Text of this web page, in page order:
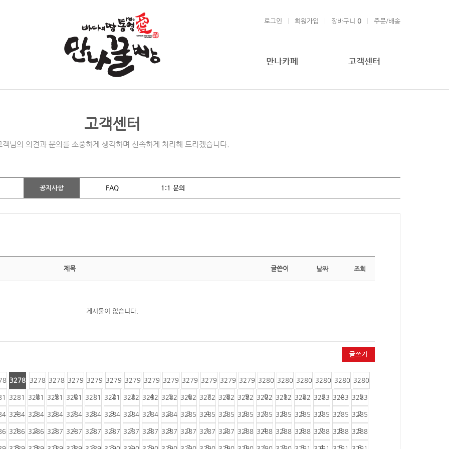
로그인 회원가입 장바구니 0 주문/배송
만나카페 고객센터
고객센터
객님의 의견과 문의를 소중하게 생각하며 신속하게 처리해 드리겠습니다.
공지사항 FAQ 1:1 문의
제목 글쓴이 날짜 조회
게시물이 없습니다.
글쓰기
3278
7
3278
8
3278
9
3279
0
3279
1
3279
2
3279
3
3279
4
3279
5
3279
6
3279
7
3279
8
3279
9
3280
0
3280
1
3280
2
3280
3
3280
4
3280
5
3281
4
3281
5
3281
6
3281
7
3281
8
3281
9
3282
0
3282
1
3282
2
3282
3
3282
4
3282
5
3282
6
3282
7
3282
8
3282
9
3283
0
3283
1
3283
2
3284
1
3284
2
3284
3
3284
4
3284
5
3284
6
3284
7
3284
8
3284
9
3285
0
3285
1
3285
2
3285
3
3285
4
3285
5
3285
6
3285
7
3285
8
3285
9
3286
8
3286
9
3287
0
3287
1
3287
2
3287
3
3287
4
3287
5
3287
6
3287
7
3287
8
3287
9
3288
0
3288
1
3288
2
3288
3
3288
4
3288
5
3288
6